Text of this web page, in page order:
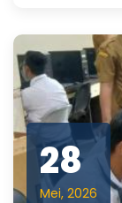
28
Mei, 2026